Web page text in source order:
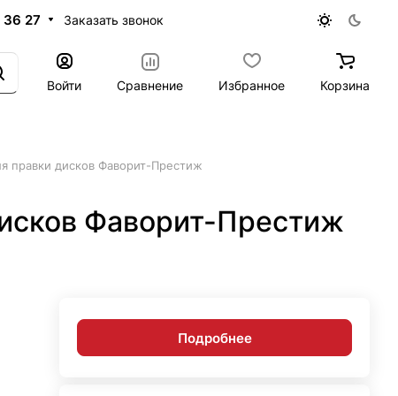
27 Заказать звонок
Войти
Сравнение Избранное Корзина
правки дисков Фаворит-Престиж
Фаворит-Престиж
Подробнее